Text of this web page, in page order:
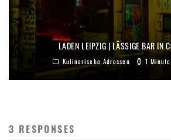
LADEN LEIPZIG | LÄSSIGE BAR IN
Kulinarische Adressen 1
3 RESPONSES